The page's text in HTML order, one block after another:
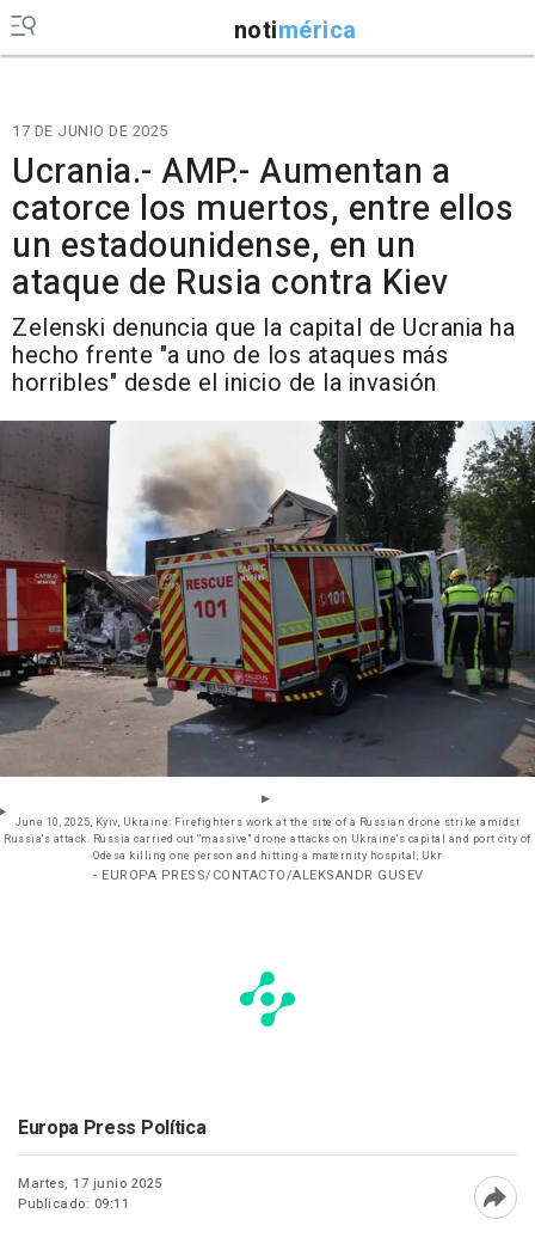
notimérica
17 DE JUNIO DE 2025
Ucrania.- AMP.- Aumentan a
catorce los muertos, entre ellos
un estadounidense, en un
ataque de Rusia contra Kiev
Zelenski denuncia que la capital de Ucrania ha
hecho frente "a uno de los ataques más
horribles" desde el inicio de la invasión
June 10, 2025, Kyiv, Ukraine: Firefighters work at the site of a Russian drone strike amidst
Russia's attack. Russia carried out ''massive'' drone attacks on Ukraine's capital and port city of
Odesa killing one person and hitting a maternity hospital, Ukr
- EUROPA PRESS/CONTACTO/ALEKSANDR GUSEV
Europa Press Política
Martes, 17 junio 2025
Publicado: 09:11